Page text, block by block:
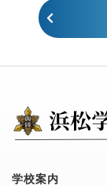
学校案内